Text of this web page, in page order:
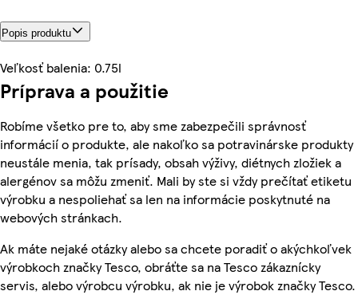
Popis produktu
Veľkosť balenia: 0.75l
Príprava a použitie
Robíme všetko pre to, aby sme zabezpečili správnosť
informácií o produkte, ale nakoľko sa potravinárske produkty
neustále menia, tak prísady, obsah výživy, diétnych zložiek a
alergénov sa môžu zmeniť. Mali by ste si vždy prečítať etiketu
výrobku a nespoliehať sa len na informácie poskytnuté na
webových stránkach.
Ak máte nejaké otázky alebo sa chcete poradiť o akýchkoľvek
výrobkoch značky Tesco, obráťte sa na Tesco zákaznícky
servis, alebo výrobcu výrobku, ak nie je výrobok značky Tesco.